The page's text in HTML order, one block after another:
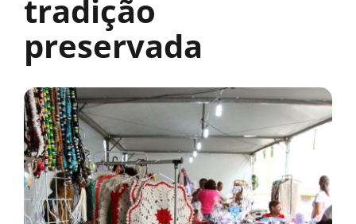
tradição
preservada